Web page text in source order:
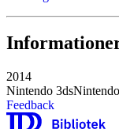
2014
Nintendo 3ds
Feedback